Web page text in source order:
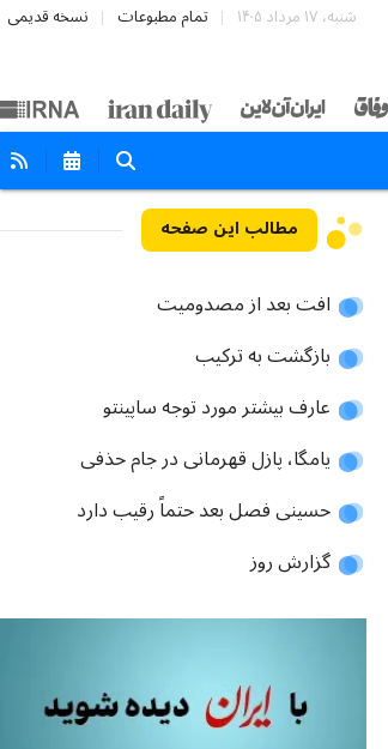
شنبه، ۱۷ مرداد ۱۴۰۵ تمام مطبوعات نسخه قدیمی
مطالب این صفحه
افت بعد از مصدومیت
بازگشت به ترکیب
عارف بیشتر مورد توجه ساپینتو
یامگا، پازل قهرمانی در جام حذفی
حسینی فصل بعد حتماً رقیب دارد
گزارش روز